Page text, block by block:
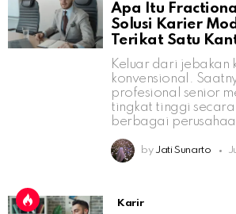
Apa Itu
Solusi Karier
Terikat Satu
Keluar dari jebakan
konvensional.
profesional senior
tingkat tinggi
berbagai
by Jati Sunarto
Karir